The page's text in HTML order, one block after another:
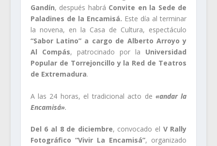
Gandín, después habrá Convite en la Sede de
Paladines de la Encamisá. Este día al terminar
la novena, en la Casa de Cultura, espectáculo
“Sabor Latino” a cargo de Alberto Arroyo y
Al Compás, patrocinado por la Universidad
Popular de Torrejoncillo y la Red de Teatros
de Extremadura.
A las 24 horas, el tradicional acto de «andar la
Encamisá».
Del 6 al 8 de diciembre, convocado el V Rally
Fotográfico “Vivir La Encamisá”, organizado